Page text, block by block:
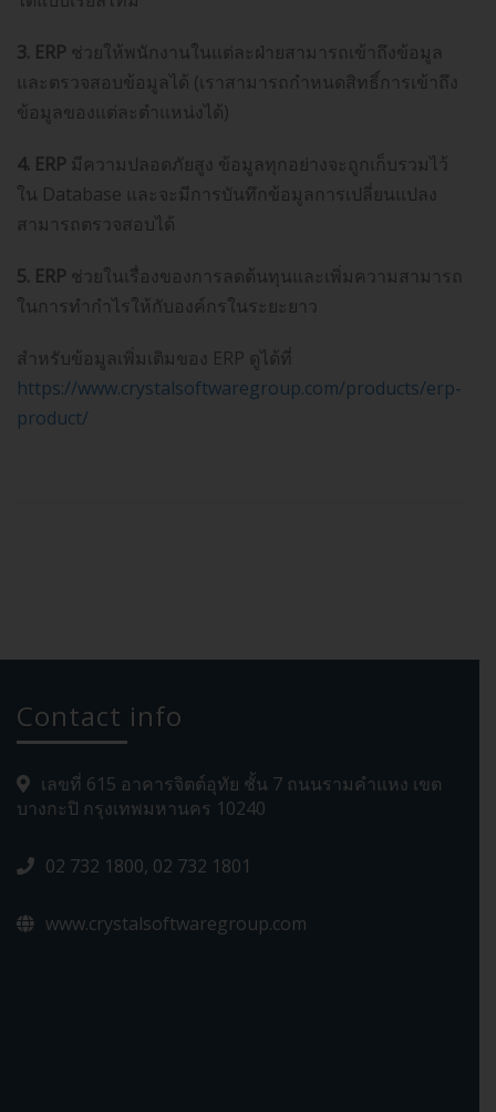
3. ERP ช่วยให้พนักงานในแต่ละฝ่ายสามารถเข้าถึงข้อมูล
และตรวจสอบข้อมูลได้ (เราสามารถกำหนดสิทธิ์การเข้าถึง
ข้อมูลของแต่ละตำแหน่งได้)
4. ERP มีความปลอดภัยสูง ข้อมูลทุกอย่างจะถูกเก็บรวมไว้
ใน Database และจะมีการบันทึกข้อมูลการเปลี่ยนแปลง
สามารถตรวจสอบได้
5. ERP ช่วยในเรื่องของการลดต้นทุนและเพิ่มความสามารถ
ในการทำกำไรให้กับองค์กรในระยะยาว
สำหรับข้อมูลเพิ่มเติมของ ERP ดูได้ที่
https://www.crystalsoftwaregroup.com/products/erp-
product/
Contact info
เลขที่ 615 อาคารจิตต์อุทัย ชั้น 7 ถนนรามคำแหง เขต
บางกะปิ กรุงเทพมหานคร 10240
02 732 1800, 02 732 1801
www.crystalsoftwaregroup.com